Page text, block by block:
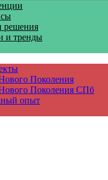
решения
и тренды
Поколения
Поколения СПб
опыт